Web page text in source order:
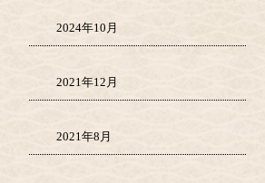
2024年10月
2021年12月
2021年8月